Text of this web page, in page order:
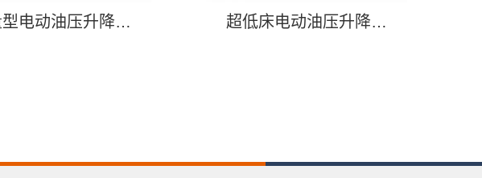
重量型电动油压升降平台 超低床电动油压升降平台